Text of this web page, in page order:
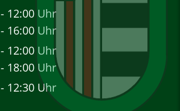
bis 16:00 Uhr
- 12:00 Uhr
bis 12:00 Uhr
- 16:00 Uhr
bis 16:00 Uhr
- 12:00 Uhr
bis 12:00 Uhr
- 18:00 Uhr
bis 18:00 Uhr
- 12:30 Uhr
bis 12:30 Uhr